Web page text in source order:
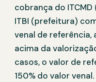
cobrança do
ITBI (prefeitura)
venal de
acima da
casos, o valor de
150% do valor